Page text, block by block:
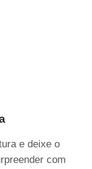
e deixe o
com